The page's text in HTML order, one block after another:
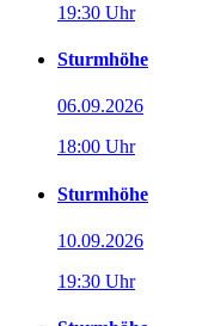
19:30 Uhr
Sturmhöhe
06.09.2026
18:00 Uhr
Sturmhöhe
10.09.2026
19:30 Uhr